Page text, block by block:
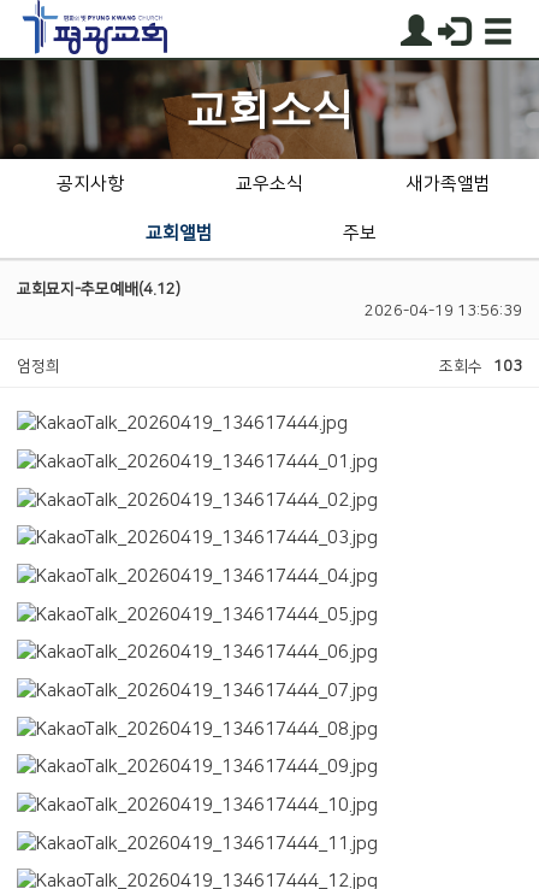
교회소식
공지사항 교우소식 새가족앨범
교회앨범 주보
교회묘지-추모예배(4.12)
2026-04-19 13:56:39
엄정희 조회수 103